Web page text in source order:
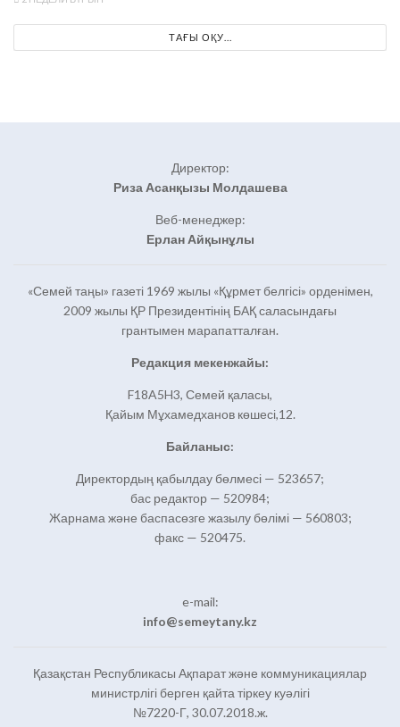
ТАҒЫ ОҚУ...
Директор:
Риза Асанқызы Молдашева
Веб-менеджер:
Ерлан Айқынұлы
«Семей таңы» газеті 1969 жылы «Құрмет белгісі» орденімен,
2009 жылы ҚР Президентінің БАҚ саласындағы
грантымен марапатталған.
Редакция мекенжайы:
F18A5H3, Семей қаласы,
Қайым Мұхамедханов көшесі,12.
Байланыс:
Директордың қабылдау бөлмесі — 523657;
бас редактор — 520984;
Жарнама және баспасөзге жазылу бөлімі — 560803;
факс — 520475.
e-mail:
info@semeytany.kz
Қазақстан Республикасы Ақпарат және коммуникациялар
министрлігі берген қайта тіркеу куәлігі
№7220-Г, 30.07.2018.ж.